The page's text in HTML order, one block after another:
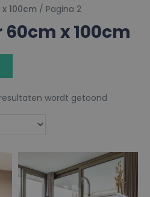
100cm / Pagina 2
x 100cm
resultaten wordt getoond